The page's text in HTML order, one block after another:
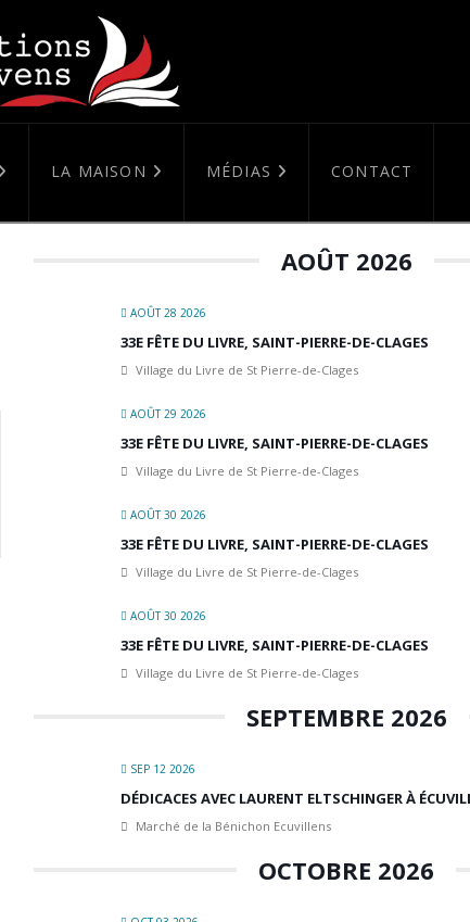
LA MAISON MÉDIAS CONTACT
AOÛT 2026
AOÛT 28 2026
33E FÊTE DU LIVRE, SAINT-PIERRE-DE-CLAGES
Village du Livre de St Pierre-de-Clages
AOÛT 29 2026
33E FÊTE DU LIVRE, SAINT-PIERRE-DE-CLAGES
Village du Livre de St Pierre-de-Clages
AOÛT 30 2026
33E FÊTE DU LIVRE, SAINT-PIERRE-DE-CLAGES
Village du Livre de St Pierre-de-Clages
AOÛT 30 2026
33E FÊTE DU LIVRE, SAINT-PIERRE-DE-CLAGES
Village du Livre de St Pierre-de-Clages
SEPTEMBRE 2026
SEP 12 2026
DÉDICACES AVEC LAURENT ELTSCHINGER À
Marché de la Bénichon Ecuvillens
OCTOBRE 2026